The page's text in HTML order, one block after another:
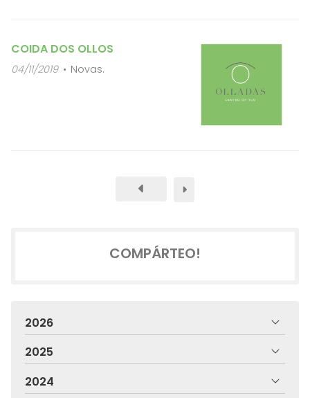
COIDA DOS OLLOS
04/11/2019 Novas.
COMPÁRTEO!
2026
2025
2024